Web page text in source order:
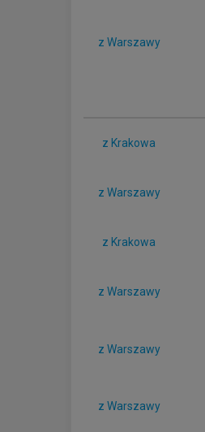
z Warszawy
z Krakowa
z Warszawy
z Krakowa
z Warszawy
z Warszawy
z Warszawy